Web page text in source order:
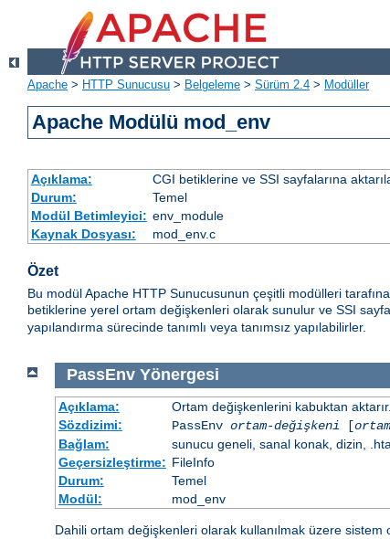
Apache > HTTP Sunucusu > Belgeleme > Sürüm 2.4 > Modüller
Apache Modülü mod_env
Açıklama:
CGI betiklerine ve SSI sayfalarına
Durum:
Temel
Modül Betimleyici: env_module
Kaynak Dosyası:
mod_env.c
Özet
Bu modül Apache HTTP Sunucusunun çeşitli modülleri
betiklerine yerel ortam değişkenleri olarak sunulur ve SSI
yapılandırma sürecinde tanımlı veya tanımsız yapılabilirler.
PassEnv Yönergesi
Açıklama:
Ortam değişkenlerini kabuktan aktarır.
Sözdizimi:
PassEnv ortam-değişkeni [
Bağlam:
sunucu geneli, sanal konak, dizin,
Geçersizleştirme: FileInfo
Durum:
Temel
Modül:
mod_env
Dahili ortam değişkenleri olarak kullanılmak üzere